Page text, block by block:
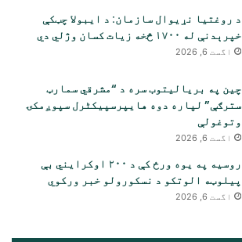
د روغتیا نړیوال سازمان: د ایبولا چټکې
خپرېدنې له ۱۷۰۰ څخه زیات کسان وژلي دي
اگست 6, 2026
چین په بریالیتوب سره د “مشرقي سمارټ
سترګې” لپاره دوه هایپرسپیکٹرل سپوږمکۍ
وتوغولې
اگست 6, 2026
روسیه په یوه ورځ کې د ۲۰۰ اوکرایني بې
پیلوټه الوتکو د نسکورولو خبر ورکوي
اگست 6, 2026